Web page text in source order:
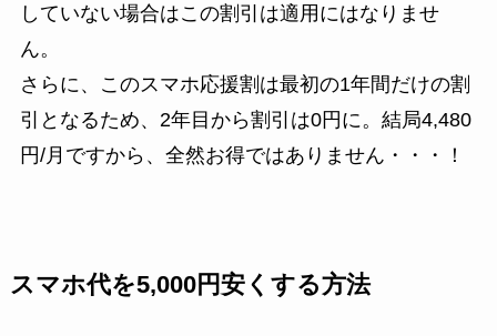
していない場合はこの割引は適用にはなりませ
ん。
さらに、このスマホ応援割は最初の1年間だけの割
引となるため、2年目から割引は0円に。結局4,480
円/月ですから、全然お得ではありません・・・！
スマホ代を5,000円安くする方法